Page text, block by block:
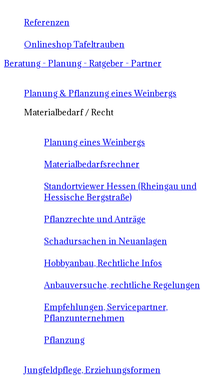
Referenzen
Onlineshop Tafeltrauben
Beratung - Planung - Ratgeber - Partner
Planung & Pflanzung eines Weinbergs
Materialbedarf / Recht
Planung eines Weinbergs
Materialbedarfsrechner
Standortviewer Hessen (Rheingau und
Hessische Bergstraße)
Pflanzrechte und Anträge
Schadursachen in Neuanlagen
Hobbyanbau, Rechtliche Infos
Anbauversuche, rechtliche Regelungen
Empfehlungen, Servicepartner,
Pflanzunternehmen
Pflanzung
Jungfeldpflege, Erziehungsformen